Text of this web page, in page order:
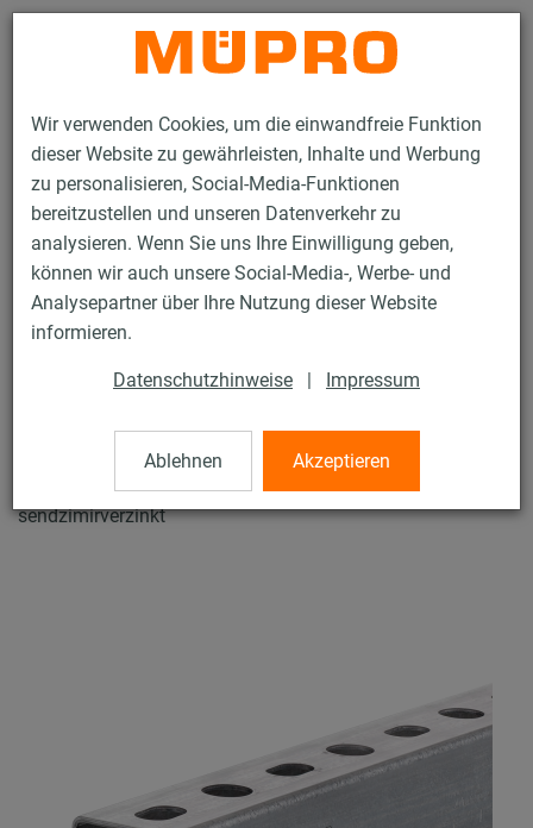
Wir verwenden Cookies, um die einwandfreie Funktion
dieser Website zu gewährleisten, Inhalte und Werbung
zu personalisieren, Social-Media-Funktionen
bereitzustellen und unseren Datenverkehr zu
analysieren. Wenn Sie uns Ihre Einwilligung geben,
können wir auch unsere Social-Media-, Werbe- und
Analysepartner über Ihre Nutzung dieser Website
informieren.
Datenschutzhinweise | Impressum
Ablehnen Akzeptieren
Kontakt
Produkte Befestigungstechnik
Installationsschienen
MPR-Systemschienen
MPR-Systemschienen
MPR-Systemschiene 41/41/2,5, Länge: 6.000 mm,
sendzimirverzinkt